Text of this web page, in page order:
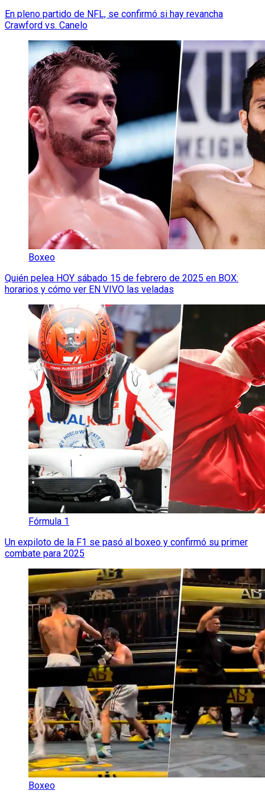
En pleno partido de NFL, se confirmó si hay revancha
Crawford vs. Canelo
Boxeo
Quién pelea HOY sábado 15 de febrero de 2025 en BOX:
horarios y cómo ver EN VIVO las veladas
Fórmula 1
Un expiloto de la F1 se pasó al boxeo y confirmó su primer
combate para 2025
Boxeo